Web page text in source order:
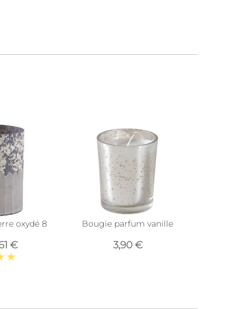
oxydé 8
€
Bougie parfum vanille
3,90 €